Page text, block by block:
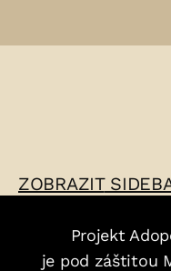
ZOBRAZIT
Projekt
je pod záštitou